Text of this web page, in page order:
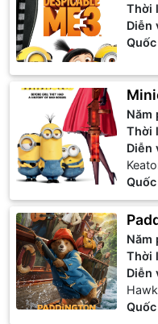
Thời
Diễn
Năm
Thời
Diễn
Năm
Thời
Diễn